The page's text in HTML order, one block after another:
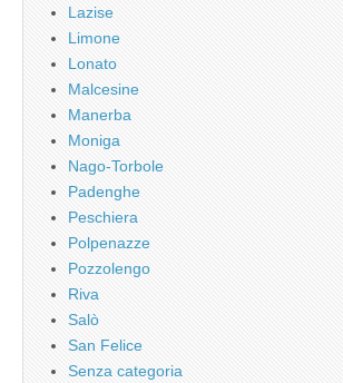
Lazise
Limone
Lonato
Malcesine
Manerba
Moniga
Nago-Torbole
Padenghe
Peschiera
Polpenazze
Pozzolengo
Riva
Salò
San Felice
Senza categoria